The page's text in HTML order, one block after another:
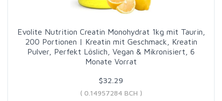
Evolite Nutrition Creatin Monohydrat 1kg mit Taurin,
200 Portionen | Kreatin mit Geschmack, Kreatin
Pulver, Perfekt Löslich, Vegan & Mikronisiert, 6
Monate Vorrat
$32.29
( 0.14957284 BCH )